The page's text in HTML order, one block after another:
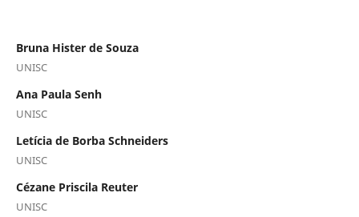
Bruna Hister de Souza
UNISC
Ana Paula Senh
UNISC
Letícia de Borba Schneiders
UNISC
Cézane Priscila Reuter
UNISC